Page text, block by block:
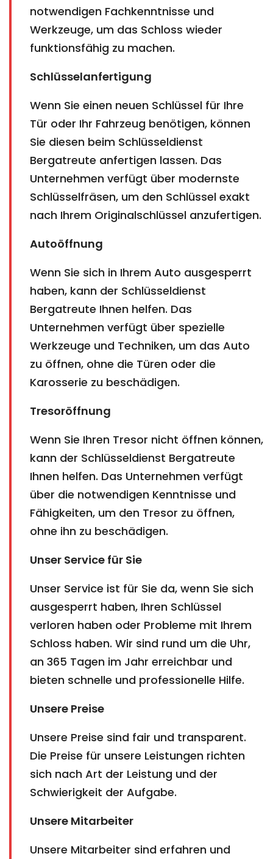
notwendigen Fachkenntnisse und
Werkzeuge, um das Schloss wieder
funktionsfähig zu machen.
Schlüsselanfertigung
Wenn Sie einen neuen Schlüssel für Ihre
Tür oder Ihr Fahrzeug benötigen, können
Sie diesen beim Schlüsseldienst
Bergatreute anfertigen lassen. Das
Unternehmen verfügt über modernste
Schlüsselfräsen, um den Schlüssel exakt
nach Ihrem Originalschlüssel anzufertigen.
Autoöffnung
Wenn Sie sich in Ihrem Auto ausgesperrt
haben, kann der Schlüsseldienst
Bergatreute Ihnen helfen. Das
Unternehmen verfügt über spezielle
Werkzeuge und Techniken, um das Auto
zu öffnen, ohne die Türen oder die
Karosserie zu beschädigen.
Tresoröffnung
Wenn Sie Ihren Tresor nicht öffnen können,
kann der Schlüsseldienst Bergatreute
Ihnen helfen. Das Unternehmen verfügt
über die notwendigen Kenntnisse und
Fähigkeiten, um den Tresor zu öffnen,
ohne ihn zu beschädigen.
Unser Service für Sie
Unser Service ist für Sie da, wenn Sie sich
ausgesperrt haben, Ihren Schlüssel
verloren haben oder Probleme mit Ihrem
Schloss haben. Wir sind rund um die Uhr,
an 365 Tagen im Jahr erreichbar und
bieten schnelle und professionelle Hilfe.
Unsere Preise
Unsere Preise sind fair und transparent.
Die Preise für unsere Leistungen richten
sich nach Art der Leistung und der
Schwierigkeit der Aufgabe.
Unsere Mitarbeiter
Unsere Mitarbeiter sind erfahren und